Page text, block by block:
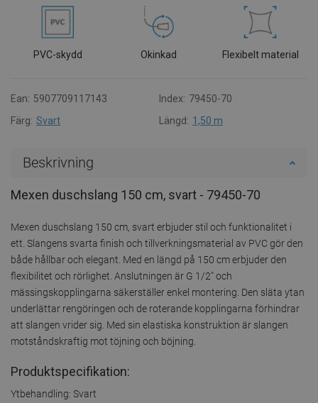
PVC-skydd Okinkad Flexibelt material
Ean: 5907709117143 Index: 79450-70
Färg: Svart Längd: 1,50 m
Beskrivning
Mexen duschslang 150 cm, svart - 79450-70
Mexen duschslang 150 cm, svart erbjuder stil och funktionalitet i
ett. Slangens svarta finish och tillverkningsmaterial av PVC gör den
både hållbar och elegant. Med en längd på 150 cm erbjuder den
flexibilitet och rörlighet. Anslutningen är G 1/2" och
mässingskopplingarna säkerställer enkel montering. Den släta ytan
underlättar rengöringen och de roterande kopplingarna förhindrar
att slangen vrider sig. Med sin elastiska konstruktion är slangen
motståndskraftig mot töjning och böjning.
Produktspecifikation:
Ytbehandling: Svart